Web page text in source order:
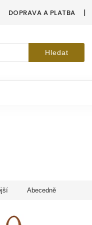
DOPRAVA A PLATBA
Hledat
Abecedně